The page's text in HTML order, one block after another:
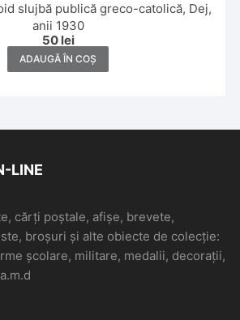
slujbă publică greco-catolică, Dej,
anii 1930
50 lei
ADAUGĂ ÎN COȘ
LINE
cărți poștale, afișe, brevete,
broșuri și alte obiecte de colecție:
școlare, militare, medalii, decorații,